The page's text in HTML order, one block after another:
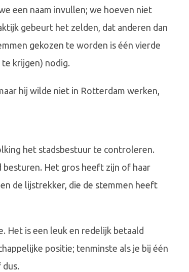
een naam invullen; we hoeven niet
gebeurt het zelden, dat anderen dan
gekozen te worden is één vierde
krijgen) nodig.
hij wilde niet in Rotterdam werken,
het stadsbestuur te controleren.
besturen. Het gros heeft zijn of haar
de lijstrekker, die de stemmen heeft
Het is een leuk en redelijk betaald
positie; tenminste als je bij één